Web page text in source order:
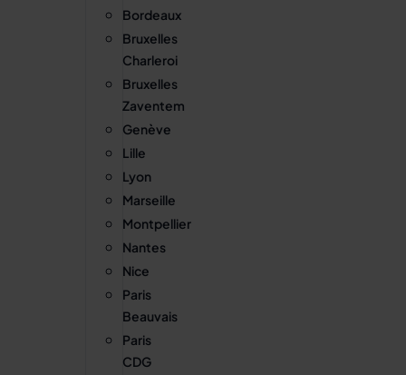
Bordeaux
Bruxelles
Charleroi
Bruxelles
Zaventem
Genève
Lille
Lyon
Marseille
Montpellier
Nantes
Nice
Paris
Beauvais
Paris
CDG